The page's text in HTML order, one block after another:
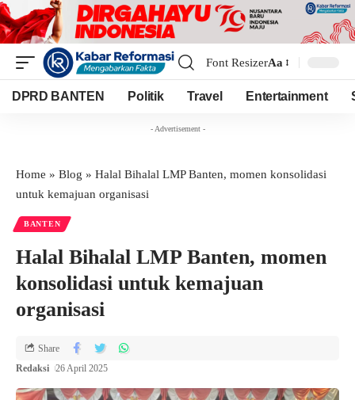
Font ResizerAa
DPRD BANTEN Politik Travel Entertainment
- Advertisement -
Home » Blog » Halal Bihalal LMP Banten, momen konsolidasi
untuk kemajuan organisasi
BANTEN
Halal Bihalal LMP Banten, momen
konsolidasi untuk kemajuan
organisasi
Redaksi 26 April 2025
Share